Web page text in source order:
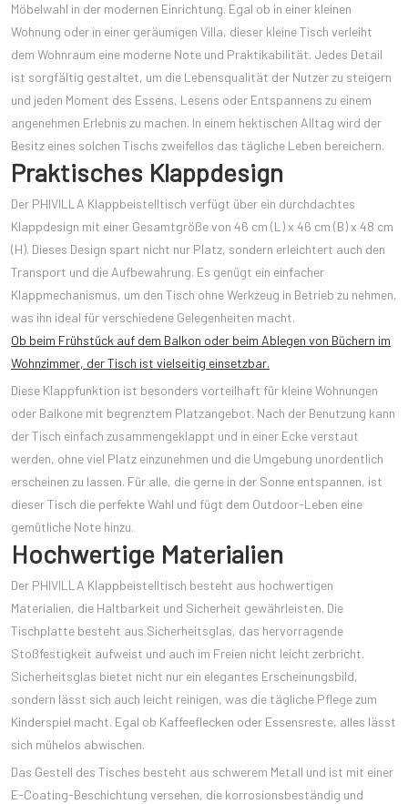
Möbelwahl in der modernen Einrichtung. Egal ob in einer kleinen
Wohnung oder in einer geräumigen Villa, dieser kleine Tisch verleiht
dem Wohnraum eine moderne Note und Praktikabilität. Jedes Detail
ist sorgfältig gestaltet, um die Lebensqualität der Nutzer zu steigern
und jeden Moment des Essens, Lesens oder Entspannens zu einem
angenehmen Erlebnis zu machen. In einem hektischen Alltag wird der
Besitz eines solchen Tischs zweifellos das tägliche Leben bereichern.
Praktisches Klappdesign
Der PHIVILLA Klappbeistelltisch verfügt über ein durchdachtes
Klappdesign mit einer Gesamtgröße von 46 cm (L) x 46 cm (B) x 48 cm
(H). Dieses Design spart nicht nur Platz, sondern erleichtert auch den
Transport und die Aufbewahrung. Es genügt ein einfacher
Klappmechanismus, um den Tisch ohne Werkzeug in Betrieb zu nehmen,
was ihn ideal für verschiedene Gelegenheiten macht.
Ob beim Frühstück auf dem Balkon oder beim Ablegen von Büchern im
Wohnzimmer, der Tisch ist vielseitig einsetzbar.
Diese Klappfunktion ist besonders vorteilhaft für kleine Wohnungen
oder Balkone mit begrenztem Platzangebot. Nach der Benutzung kann
der Tisch einfach zusammengeklappt und in einer Ecke verstaut
werden, ohne viel Platz einzunehmen und die Umgebung unordentlich
erscheinen zu lassen. Für alle, die gerne in der Sonne entspannen, ist
dieser Tisch die perfekte Wahl und fügt dem Outdoor-Leben eine
gemütliche Note hinzu.
Hochwertige Materialien
Der PHIVILLA Klappbeistelltisch besteht aus hochwertigen
Materialien, die Haltbarkeit und Sicherheit gewährleisten. Die
Tischplatte besteht aus Sicherheitsglas, das hervorragende
Stoßfestigkeit aufweist und auch im Freien nicht leicht zerbricht.
Sicherheitsglas bietet nicht nur ein elegantes Erscheinungsbild,
sondern lässt sich auch leicht reinigen, was die tägliche Pflege zum
Kinderspiel macht. Egal ob Kaffeeflecken oder Essensreste, alles lässt
sich mühelos abwischen.
Das Gestell des Tisches besteht aus schwerem Metall und ist mit einer
E-Coating-Beschichtung versehen, die korrosionsbeständig und